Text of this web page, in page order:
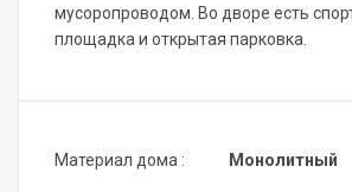
мусоропроводом. Во дворе есть
площадка и открытая парковка.
Материал дома : Монолитный